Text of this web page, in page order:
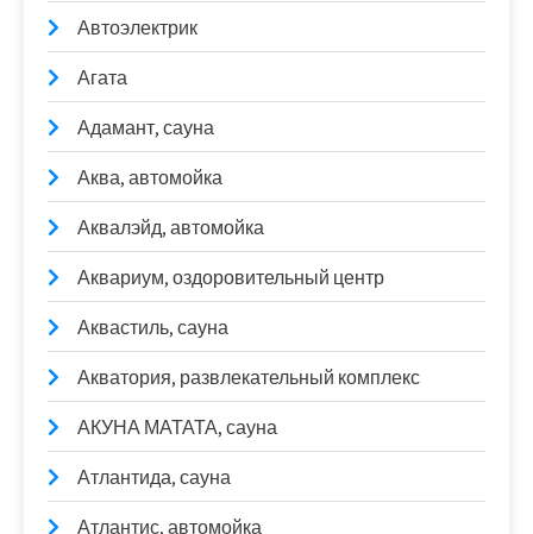
Автоэлектрик
Агата
Адамант, сауна
Аква, автомойка
Аквалэйд, автомойка
Аквариум, оздоровительный центр
Аквастиль, сауна
Акватория, развлекательный комплекс
АКУНА МАТАТА, сауна
Атлантида, сауна
Атлантис, автомойка